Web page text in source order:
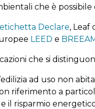
che è
etichetta Declare, Leaf
LEED e
che si
ad uso non
riferimento a
e il risparmio